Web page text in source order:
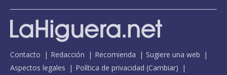
Contacto Redacción Recomienda
Sugiere una web
Aspectos legales
Política de privacidad (Cambiar)